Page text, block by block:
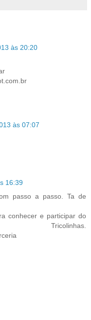
às 20:20
às 07:07
16:39
passo a passo. Ta de
conhecer e participar do